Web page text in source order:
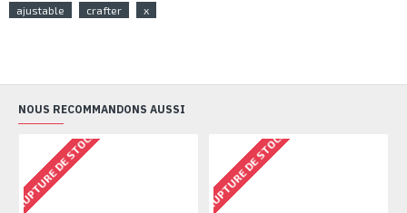
ajustable
crafter x
NOUS RECOMMANDONS AUSSI
RUPTURE DE STOCK RUPTURE DE STOCK